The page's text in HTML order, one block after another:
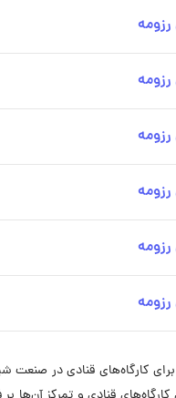
اقتصادی برای کارگاه‌های قنادی در صنعت